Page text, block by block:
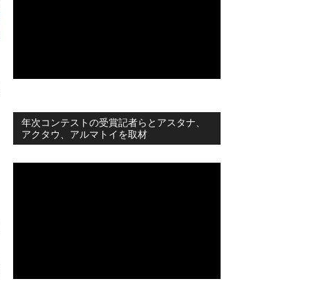
年次コンテストの受賞記者らとアスタナ、
アクタウ、アルマトイを取材